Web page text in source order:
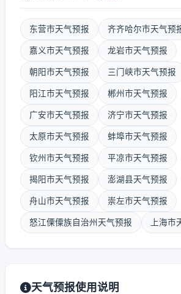
东营市天气预报 齐齐哈尔市天气预
嘉义市天气预报 龙岩市天气预报
朝阳市天气预报 三门峡市天气预报
阳江市天气预报 郴州市天气预报
广安市天气预报 济宁市天气预报
太原市天气预报 蚌埠市天气预报
钦州市天气预报 平凉市天气预报
揭阳市天气预报 澎湖县天气预报
舟山市天气预报 崇左市天气预报
怒江傈僳族自治州天气预报 上海市
天气预报使用说明